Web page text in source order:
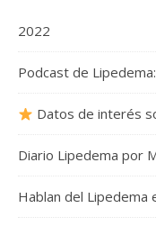
2022
Podcast de
Datos de interés
Diario Lipedema por
Hablan del Lipedema